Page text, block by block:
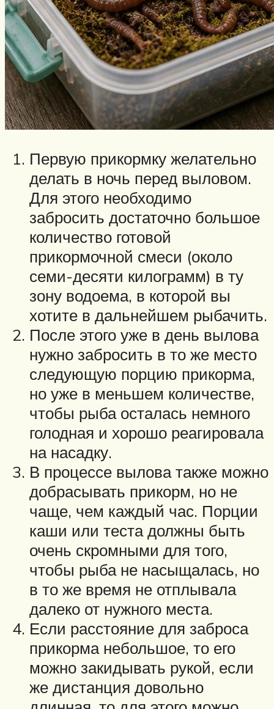
Первую прикормку желательно
делать в ночь перед выловом.
Для этого необходимо
забросить достаточно большое
количество готовой
прикормочной смеси (около
семи-десяти килограмм) в ту
зону водоема, в которой вы
хотите в дальнейшем рыбачить.
После этого уже в день вылова
нужно забросить в то же место
следующую порцию прикорма,
но уже в меньшем количестве,
чтобы рыба осталась немного
голодная и хорошо реагировала
на насадку.
В процессе вылова также можно
добрасывать прикорм, но не
чаще, чем каждый час. Порции
каши или теста должны быть
очень скромными для того,
чтобы рыба не насыщалась, но
в то же время не отплывала
далеко от нужного места.
Если расстояние для заброса
прикорма небольшое, то его
можно закидывать рукой, если
же дистанция довольно